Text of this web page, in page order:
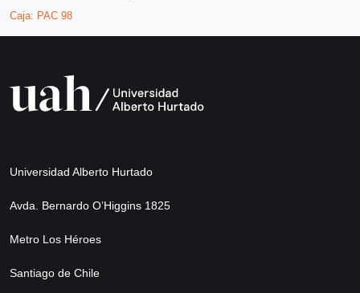
Caja: PAC 98
Universidad Alberto Hurtado
Avda. Bernardo O’Higgins 1825
Metro Los Héroes
Santiago de Chile